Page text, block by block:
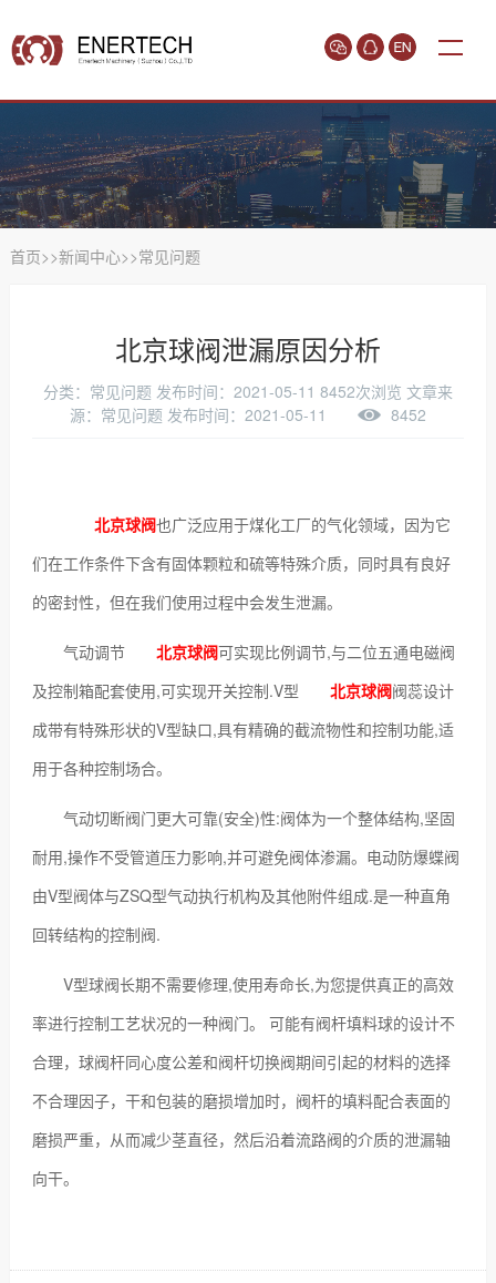
首页>>新闻中心>>常见问题
北京球阀泄漏原因分析
分类：常见问题 发布时间：2021-05-11 8452次浏览 文章来
源：常见问题 发布时间：2021-05-11
8452
北京球阀也广泛应用于煤化工厂的气化领域，因为它
们在工作条件下含有固体颗粒和硫等特殊介质，同时具有良好
的密封性，但在我们使用过程中会发生泄漏。
气动调节 北京球阀可实现比例调节,与二位五通电磁阀
及控制箱配套使用,可实现开关控制.V型
北京球阀阀蕊设计
成带有特殊形状的V型缺口,具有精确的截流物性和控制功能,适
用于各种控制场合。
气动切断阀门更大可靠(安全)性:阀体为一个整体结构,坚固
耐用,操作不受管道压力影响,并可避免阀体渗漏。电动防爆蝶阀
由V型阀体与ZSQ型气动执行机构及其他附件组成.是一种直角
回转结构的控制阀.
V型球阀长期不需要修理,使用寿命长,为您提供真正的高效
率进行控制工艺状况的一种阀门。 可能有阀杆填料球的设计不
合理，球阀杆同心度公差和阀杆切换阀期间引起的材料的选择
不合理因子，干和包装的磨损增加时，阀杆的填料配合表面的
磨损严重，从而减少茎直径，然后沿着流路阀的介质的泄漏轴
向干。